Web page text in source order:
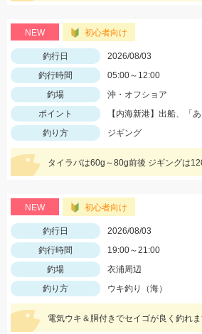
NEW 初心者向け
釣行日
2026/08/03
釣行時間
05:00～12:00
釣場
沖・オフショア
ポイント
【内海新港】出船、「
釣り方
ジギング
NEW 初心者向け
釣行日
2026/08/03
釣行時間
19:00～21:00
釣場
衣浦周辺
釣り方
ウキ釣り（海）